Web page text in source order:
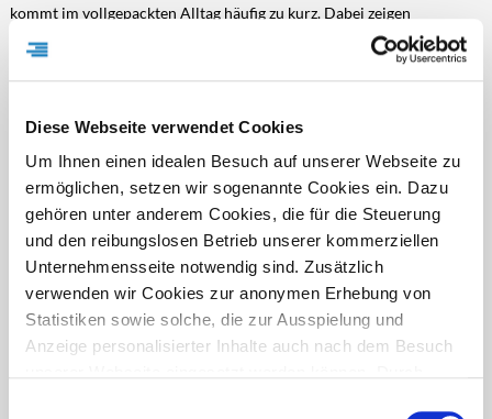
Diese Webseite verwendet Cookies
Um Ihnen einen idealen Besuch auf unserer Webseite zu
ermöglichen, setzen wir sogenannte Cookies ein. Dazu
gehören unter anderem Cookies, die für die Steuerung
und den reibungslosen Betrieb unserer kommerziellen
Unternehmensseite notwendig sind. Zusätzlich
verwenden wir Cookies zur anonymen Erhebung von
Statistiken sowie solche, die zur Ausspielung und
Anzeige personalisierter Inhalte auch nach dem Besuch
kommt im vollgepackten Alltag häufig zu kurz. Dabei zeigen
Forschungsergebnisse, dass selbst kurze gemeinsame Momente einen
messbaren Einfluss auf die Bindung haben können. Wir erklären,
warum das freie Spiel so wichtig ist, und geben Tipps, wie es sich
DJD-Nr.: 76286 2694 Zeichen mehr
VOM PIXEL ZUM PAPIER
So einfach werden aus digitalen Schnappschüssen dauerhafte
Erinnerungen
(djd). Die schönsten Momente des Lebens ergeben sich meist spontan.
Egal ob beim Grillen mit der Familie, im Urlaub oder beim
das Smartphone heute immer griffbereit, doch Tausende schöner